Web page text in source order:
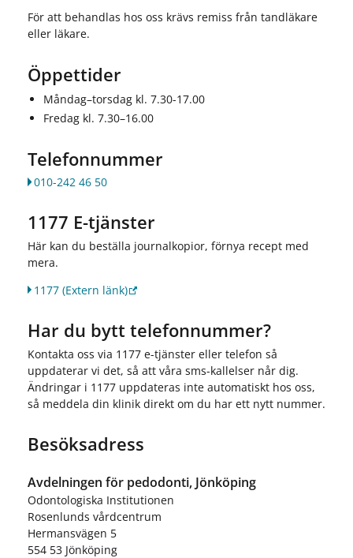
För att behandlas hos oss krävs remiss från tandläkare
eller läkare.
Öppettider
Måndag–torsdag kl. 7.30-17.00
Fredag kl. 7.30–16.00
Telefonnummer
010-242 46 50
1177 E-tjänster
Här kan du beställa journalkopior, förnya recept med
mera.
1177(Extern länk)
Har du bytt telefonnummer?
Kontakta oss via 1177 e-tjänster eller telefon så
uppdaterar vi det, så att våra sms-kallelser når dig.
Ändringar i 1177 uppdateras inte automatiskt hos oss,
så meddela din klinik direkt om du har ett nytt nummer.
Besöksadress
Avdelningen för pedodonti, Jönköping
Odontologiska Institutionen
Rosenlunds vårdcentrum
Hermansvägen 5
554 53 Jönköping